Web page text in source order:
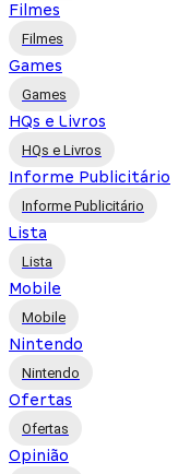
Filmes
Filmes
Games
Games
HQs e Livros
HQs e Livros
Informe Publicitário
Informe Publicitário
Lista
Lista
Mobile
Mobile
Nintendo
Nintendo
Ofertas
Ofertas
Opinião